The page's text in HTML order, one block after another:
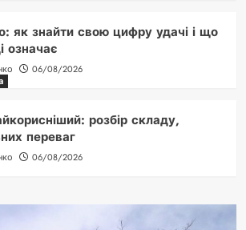
як знайти свою цифру удачі і що
означає
06/08/2026
розбір складу,
переваг
06/08/2026